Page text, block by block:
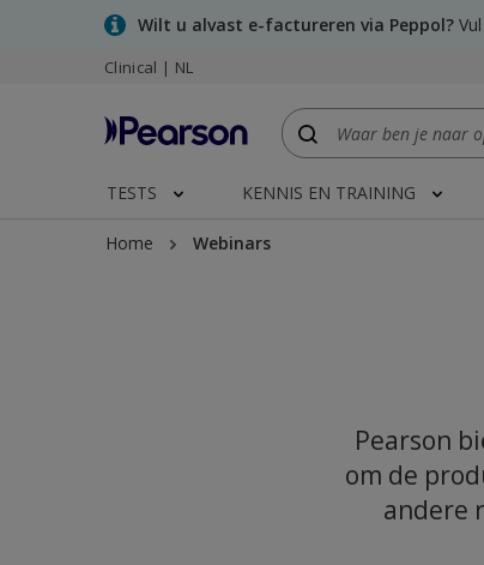
Wilt u alvast e-factureren via Peppol?
Clinical | NL
TESTS KENNIS EN TRAINING
Home Webinars
Pearson
om de
andere